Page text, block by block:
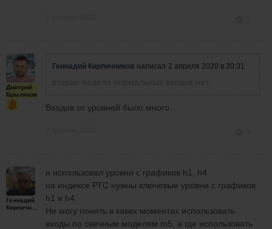
Дмитрий
Брыляков
Геннадий Кирпичников написал 2 апреля 2020 в 20:31
Входов от уровней было много.
Геннадий
я использовал уровни с графиков h1, h4
на индексе РТС нужны ключевые уровни с графиков
h1 и h4.
Не могу понять в каких моментах использовать
входы по свечным моделям m5, а где использовать